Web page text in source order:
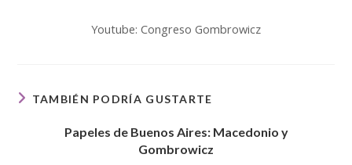
Youtube: Congreso Gombrowicz
TAMBIÉN PODRÍA GUSTARTE
Papeles de Buenos Aires: Macedonio y
Gombrowicz